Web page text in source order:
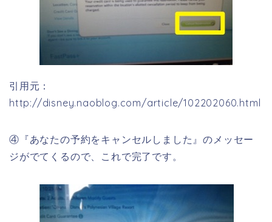
引用元：
http://disney.naoblog.com/article/102202060.html
④『あなたの予約をキャンセルしました』のメッセー
ジがでてくるので、これで完了です。